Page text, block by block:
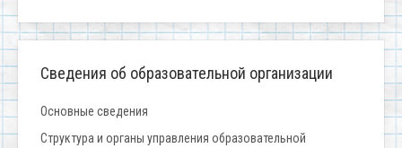
Сведения об образовательной организации
Основные сведения
Структура и органы управления образовательной